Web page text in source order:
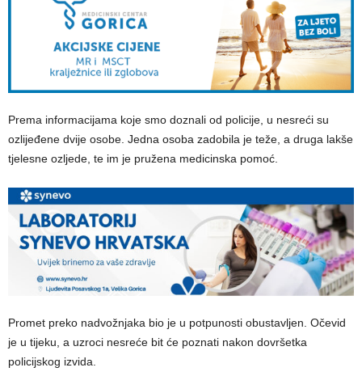
Prema informacijama koje smo doznali od policije, u nesreći su
ozlijeđene dvije osobe. Jedna osoba zadobila je teže, a druga lakše
tjelesne ozljede, te im je pružena medicinska pomoć.
Promet preko nadvožnjaka bio je u potpunosti obustavljen. Očevid
je u tijeku, a uzroci nesreće bit će poznati nakon dovršetka
policijskog izvida.